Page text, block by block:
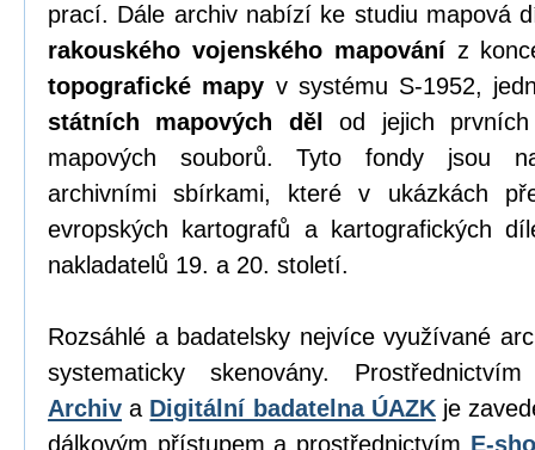
prací. Dále archiv nabízí ke studiu mapová
rakouského vojenského mapováníz
topografické mapy v systému S-1952,
státních mapových děl
od jejich
mapových souborů. Tyto fondy jsou
archivními sbírkami, které v ukázkách
evropských kartografů a kartografických
nakladatelů 19. a 20. století.
Rozsáhlé a badatelsky nejvíce využívané
systematicky skenovány.
Archiv a Digitální badatelna ÚAZKje
dálkovým přístupem a prostřednictvím E-